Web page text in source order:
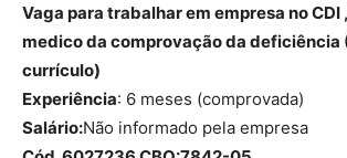
Vaga para trabalhar em empresa no CDI
medico da comprovação da deficiência
currículo)
Experiência: 6 meses (comprovada)
Salário:Não informado pela empresa